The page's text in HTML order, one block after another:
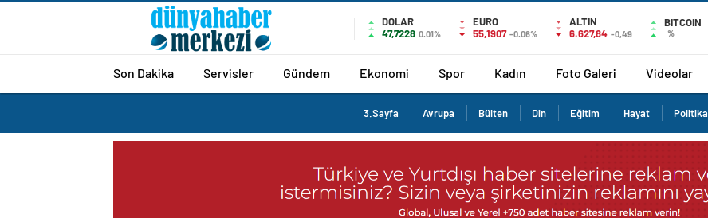
DOLAR
47,7228 0.01%
EURO
55,1907 -0.06%
ALTIN
6.627,84 -0,49
BITCOIN
%
Son Dakika Servisler Gündem Ekonomi Spor Kadın Foto Galeri Videolar
3.Sayfa Avrupa Bülten Din Eğitim Hayat Politika